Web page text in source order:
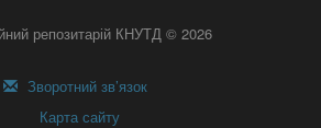
репозитарій КНУТД © 2026
Зворотний зв’язок
Карта сайту